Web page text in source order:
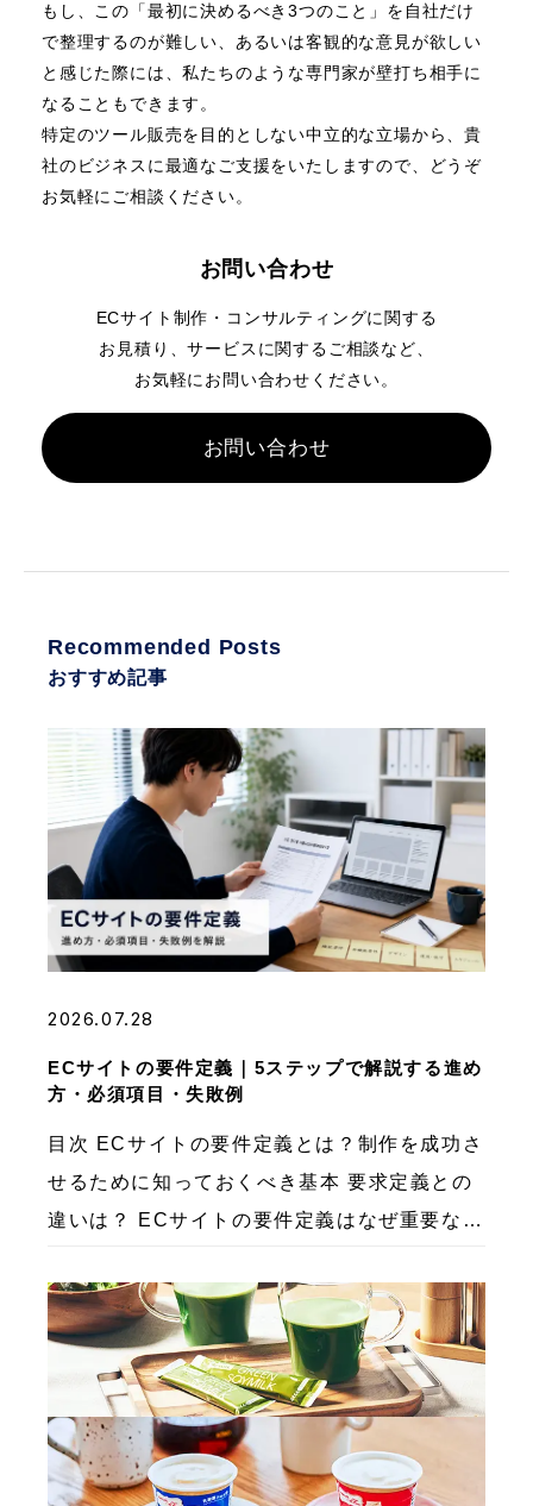
もし、この「最初に決めるべき3つのこと」を自社だけ
で整理するのが難しい、あるいは客観的な意見が欲しい
と感じた際には、私たちのような専門家が壁打ち相手に
なることもできます。
特定のツール販売を目的としない中立的な立場から、貴
社のビジネスに最適なご支援をいたしますので、どうぞ
お気軽にご相談ください。
お問い合わせ
ECサイト制作・コンサルティングに関する
お見積り、サービスに関するご相談など、
お気軽にお問い合わせください。
お問い合わせ
Recommended Posts
おすすめ記事
2026.07.28
ECサイトの要件定義｜5ステップで解説する進め
方・必須項目・失敗例
目次 ECサイトの要件定義とは？制作を成功さ
せるために知っておくべき基本 要求定義との
違いは？ ECサイトの要件定義はなぜ重要なの
よくある失敗例3パターン 失敗例①：流行り
の機 […]